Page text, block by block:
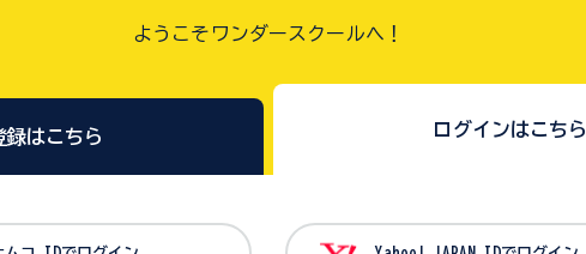
ようこそワンダースクールへ！
録はこちら ログインはこちら